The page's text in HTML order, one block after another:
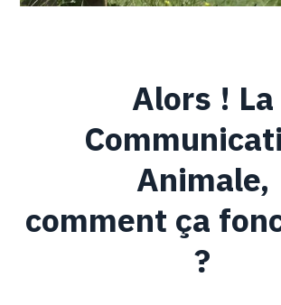
Alors ! La
Animale,
comment ça
?